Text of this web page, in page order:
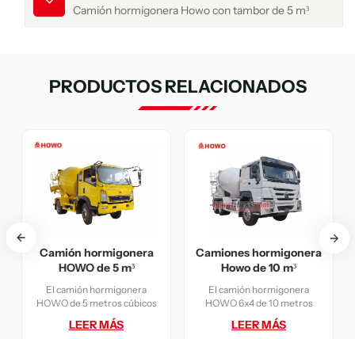
Camión hormigonera Howo con tambor de 5 m³
PRODUCTOS RELACIONADOS
Camiones hormigonera
Howo de 10 m³
El camión hormigonera
HOWO 6x4 de 10 metros
cúbicos adopta la cabina de
media fila HOWO HW76, con
LEER MÁS
Camión
Howo con tambor de
El camión hormigonera
HOWO de 5 metros
adopta la semicabina
2080, con una masa total
LEER MÁS